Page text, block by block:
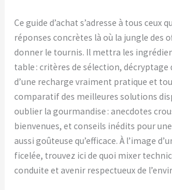
Ce guide d’achat s’adresse à tous ceux
réponses concrètes là où la jungle des
donner le tournis. Il mettra les
table : critères de sélection, décryptage
d’une recharge vraiment pratique et
comparatif des meilleures solutions
oublier la gourmandise : anecdotes
bienvenues, et conseils inédits pour
aussi goûteuse qu’efficace. À l’image
ficelée, trouvez ici de quoi mixer
conduite et avenir respectueux de